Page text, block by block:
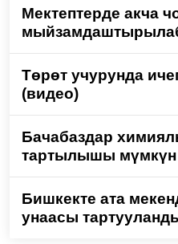
Мектептерде акча
Төрөт учурунда
(видео)
Бачабаздар
тартылышы мүмкүн
Бишкекте ата
унаасы